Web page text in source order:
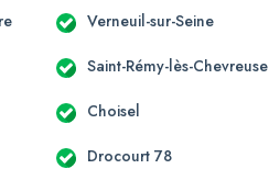
Verneuil-sur-Seine
Saint-Rémy-lès-Chevreuse
Choisel
Drocourt 78